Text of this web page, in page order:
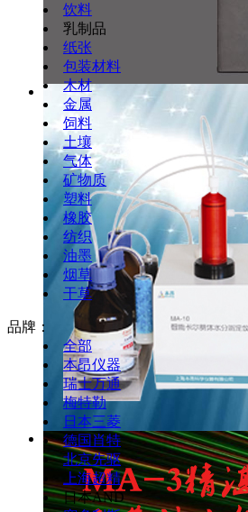
饮料
乳制品
纸张
包装材料
木材
金属
饲料
土壤
气体
矿物质
塑料
橡胶
纺织
油墨
烟草
干草
品牌：
全部
本昂仪器
瑞士万通
梅特勒
日本三菱
德国肖特
北京先驱
上海超精
日本AND